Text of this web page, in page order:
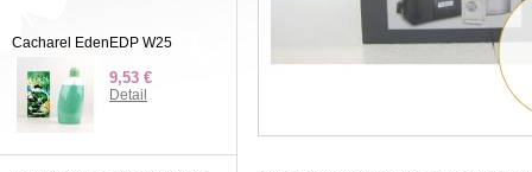
Cacharel EdenEDP W25
9,53 €
Detail